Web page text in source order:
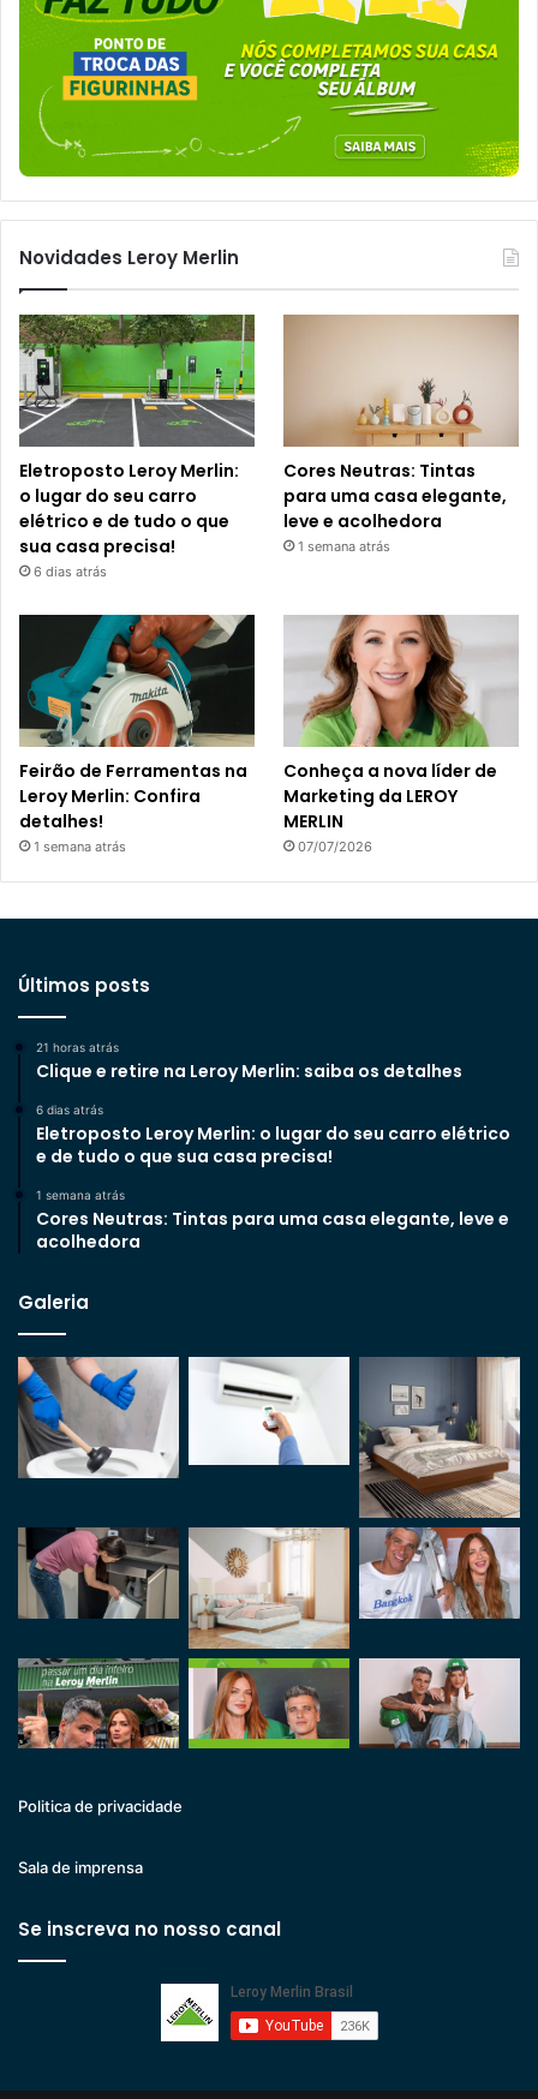
Novidades Leroy Merlin
Eletroposto Leroy Merlin:
o lugar do seu carro
elétrico e de tudo o que
sua casa precisa!
6 dias atrás
Cores Neutras: Tintas
para uma casa elegante,
leve e acolhedora
1 semana atrás
Feirão de Ferramentas na
Leroy Merlin: Confira
detalhes!
1 semana atrás
Conheça a nova líder de
Marketing da LEROY
MERLIN
07/07/2026
Últimos posts
21 horas atrás
Clique e retire na Leroy Merlin: saiba os detalhes
6 dias atrás
Eletroposto Leroy Merlin: o lugar do seu carro elétrico
e de tudo o que sua casa precisa!
1 semana atrás
Cores Neutras: Tintas para uma casa elegante, leve e
acolhedora
Galeria
Politica de privacidade
Sala de imprensa
Se inscreva no nosso canal